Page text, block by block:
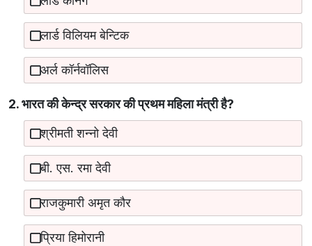
लार्ड विलियम बेन्टिक
अर्ल कॉर्नवॉलिस
2. भारत की केन्द्र सरकार की प्रथम महिला मंत्री है?
श्रीमती शन्नो देवी
बी. एस. रमा देवी
राजकुमारी अमृत कौर
प्रिया हिमोरानी